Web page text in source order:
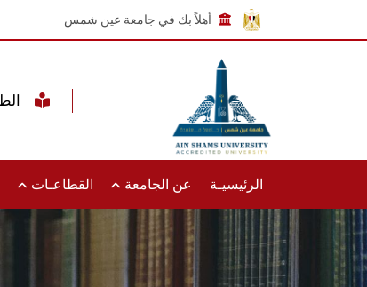
أهلاً بك في جامعة عين شمس
الرئيسيـة عن الجامعة القطاعـات